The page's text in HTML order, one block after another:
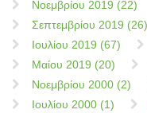
Νοεμβρίου 2019 (22)
Σεπτεμβρίου 2019 (26)
Ιουλίου 2019 (67)
Μαίου 2019 (20)
Νοεμβρίου 2000 (2)
Ιουλίου 2000 (1)